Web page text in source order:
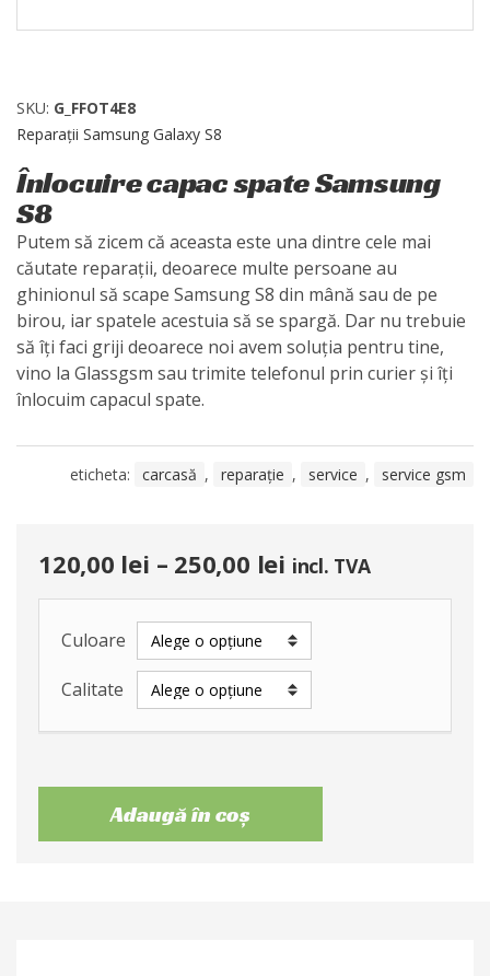
SKU: G_FFOT4E8
Reparații Samsung Galaxy S8
Înlocuire capac spate Samsung
S8
Putem să zicem că aceasta este una dintre cele mai
căutate reparații, deoarece multe persoane au
ghinionul să scape Samsung S8 din mână sau de pe
birou, iar spatele acestuia să se spargă. Dar nu trebuie
să îți faci griji deoarece noi avem soluția pentru tine,
vino la Glassgsm sau trimite telefonul prin curier și îți
înlocuim capacul spate.
eticheta: carcasă , reparație , service , service gsm
120,00 lei – 250,00 lei incl. TVA
Culoare
Calitate
Adaugă în coș